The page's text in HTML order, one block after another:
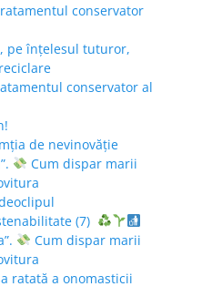
conservator
pe înțelesul tuturor,
conservator al
de nevinovăție
Cum dispar marii
(7)
Cum dispar marii
ratată a onomasticii